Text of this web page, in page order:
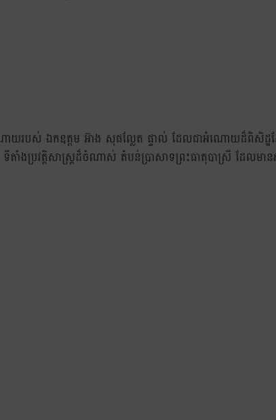
ោយរបស់ ឯកឧត្តម អ៊ាង សុផល្លែត ផ្ទាល់ ដែលជាអំណោយដ៏ពិសិដ្ឋដ
ងប្រវត្តិសាស្រ្តដ៏ចំណាស់ តំបន់ប្រាសាទព្រះធាតុបាស្រី ដែលមាន